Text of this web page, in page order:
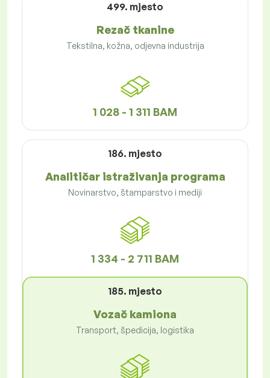
499. mjesto
Rezač tkanine
Tekstilna, kožna, odjevna industrija
1 028 - 1 311 BAM
186. mjesto
Analitičar istraživanja programa
Novinarstvo, štamparstvo i mediji
1 334 - 2 711 BAM
185. mjesto
Vozač kamiona
Transport, špedicija, logistika